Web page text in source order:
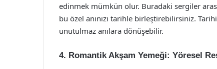
edinmek mümkün olur. Buradaki sergiler
bu özel anınızı tarihle birleştirebilirsiniz.
unutulmaz anılara dönüşebilir.
4. Romantik Akşam Yemeği: Yöresel